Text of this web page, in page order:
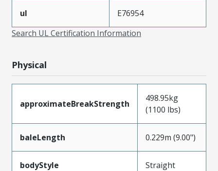
ul
E76954
Search UL Certification Information
Physical
approximateBreakStrength
498.95kg
(1100 lbs)
baleLength 0.229m (9.00")
bodyStyle Straight